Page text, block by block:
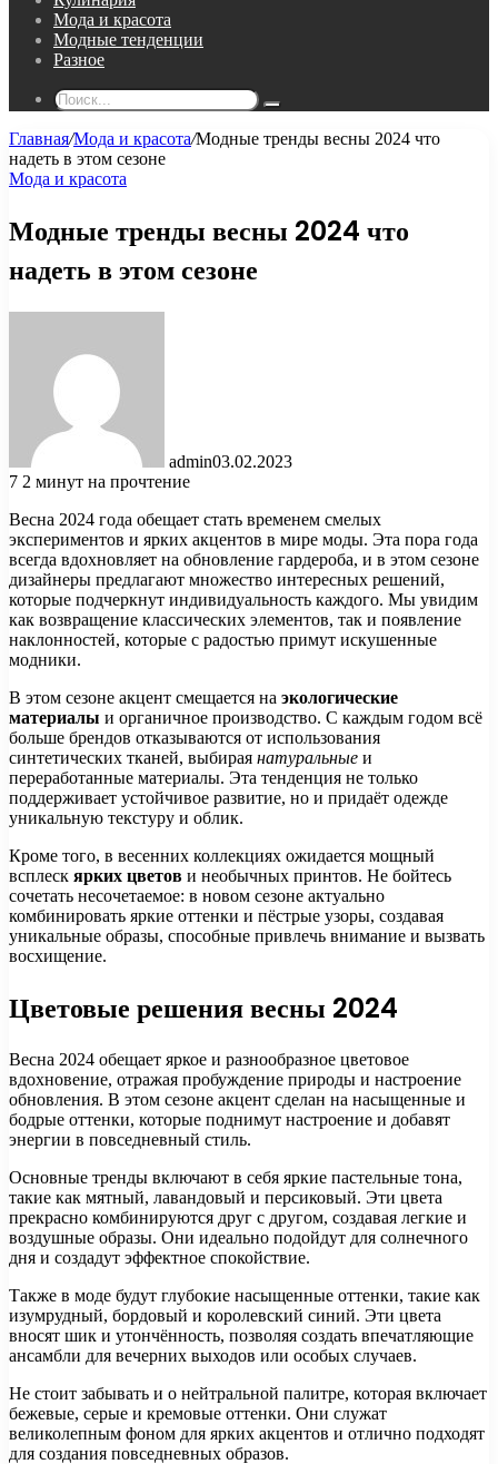
Мода и красота
Модные тенденции
Разное
Поиск...
Главная/Мода и красота/Модные тренды весны 2024 что
надеть в этом сезоне
Мода и красота
Модные тренды весны 2024 что
надеть в этом сезоне
admin03.02.2023
7 2 минут на прочтение
Весна 2024 года обещает стать временем смелых
экспериментов и ярких акцентов в мире моды. Эта пора года
всегда вдохновляет на обновление гардероба, и в этом сезоне
дизайнеры предлагают множество интересных решений,
которые подчеркнут индивидуальность каждого. Мы увидим
как возвращение классических элементов, так и появление
наклонностей, которые с радостью примут искушенные
модники.
В этом сезоне акцент смещается на экологические
материалы и органичное производство. С каждым годом всё
больше брендов отказываются от использования
синтетических тканей, выбирая натуральные и
переработанные материалы. Эта тенденция не только
поддерживает устойчивое развитие, но и придаёт одежде
уникальную текстуру и облик.
Кроме того, в весенних коллекциях ожидается мощный
всплеск ярких цветов и необычных принтов. Не бойтесь
сочетать несочетаемое: в новом сезоне актуально
комбинировать яркие оттенки и пёстрые узоры, создавая
уникальные образы, способные привлечь внимание и вызвать
восхищение.
Цветовые решения весны 2024
Весна 2024 обещает яркое и разнообразное цветовое
вдохновение, отражая пробуждение природы и настроение
обновления. В этом сезоне акцент сделан на насыщенные и
бодрые оттенки, которые поднимут настроение и добавят
энергии в повседневный стиль.
Основные тренды включают в себя яркие пастельные тона,
такие как мятный, лавандовый и персиковый. Эти цвета
прекрасно комбинируются друг с другом, создавая легкие и
воздушные образы. Они идеально подойдут для солнечного
дня и создадут эффектное спокойствие.
Также в моде будут глубокие насыщенные оттенки, такие как
изумрудный, бордовый и королевский синий. Эти цвета
вносят шик и утончённость, позволяя создать впечатляющие
ансамбли для вечерних выходов или особых случаев.
Не стоит забывать и о нейтральной палитре, которая включает
бежевые, серые и кремовые оттенки. Они служат
великолепным фоном для ярких акцентов и отлично подходят
для создания повседневных образов.